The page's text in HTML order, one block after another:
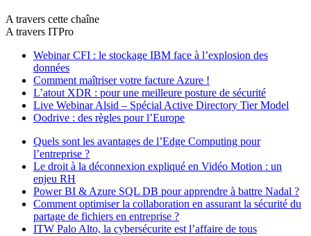
A travers cette chaîne
A travers ITPro
Webinar CFI : le stockage IBM face à l’explosion des
données
Comment maîtriser votre facture Azure !
L’atout XDR : pour une meilleure posture de sécurité
Live Webinar Alsid – Spécial Active Directory Tier Model
Oodrive : des règles pour l’Europe
Quels sont les avantages de l’Edge Computing pour
l’entreprise ?
Le droit à la déconnexion expliqué en Vidéo Motion : un
enjeu RH
Power BI & Azure SQL DB pour apprendre à battre Nadal ?
Comment optimiser la collaboration en assurant la sécurité du
partage de fichiers en entreprise ?
ITW Palo Alto, la cybersécurite est l’affaire de tous